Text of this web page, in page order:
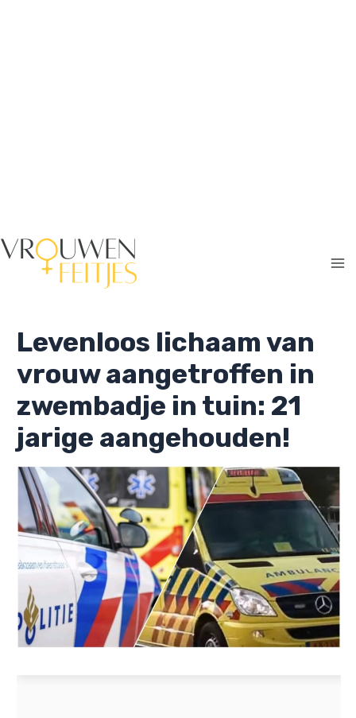
Levenloos lichaam van
vrouw aangetroffen in
zwembadje in tuin: 21
jarige aangehouden!